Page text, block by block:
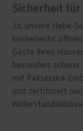
Sicherheit für
Ja, unsere Hebe-
kinderleicht
Gäste Ihres
besonders
mit PaXsecura-
und zertifiziert